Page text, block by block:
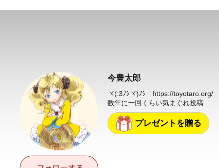
今豊太郎
ヾ(:3ﾉｼヾ)ﾉｼ https://toyotaro.org/
数年に一回くらい気まぐれ投稿
プレゼントを贈る